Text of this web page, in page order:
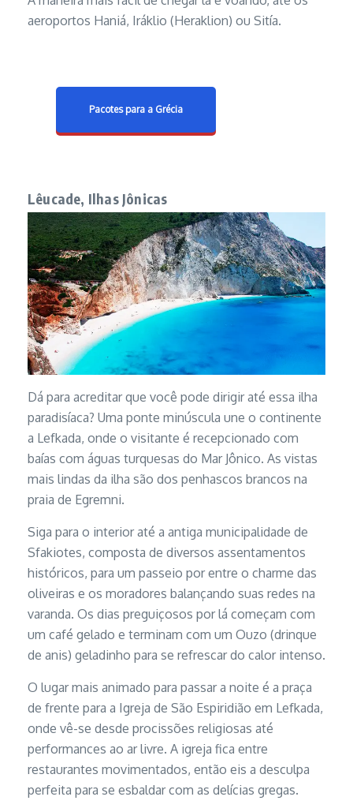
aeroportos Haniá, Iráklio (Heraklion) ou Sitía.
Pacotes para a Grécia
Lêucade, Ilhas Jônicas
Dá para acreditar que você pode dirigir até essa ilha
paradisíaca? Uma ponte minúscula une o continente
a Lefkada, onde o visitante é recepcionado com
baías com águas turquesas do Mar Jônico. As vistas
mais lindas da ilha são dos penhascos brancos na
praia de Egremni.
Siga para o interior até a antiga municipalidade de
Sfakiotes, composta de diversos assentamentos
históricos, para um passeio por entre o charme das
oliveiras e os moradores balançando suas redes na
varanda. Os dias preguiçosos por lá começam com
um café gelado e terminam com um Ouzo (drinque
de anis) geladinho para se refrescar do calor intenso.
O lugar mais animado para passar a noite é a praça
de frente para a Igreja de São Espiridião em Lefkada,
onde vê-se desde procissões religiosas até
performances ao ar livre. A igreja fica entre
restaurantes movimentados, então eis a desculpa
perfeita para se esbaldar com as delícias gregas.